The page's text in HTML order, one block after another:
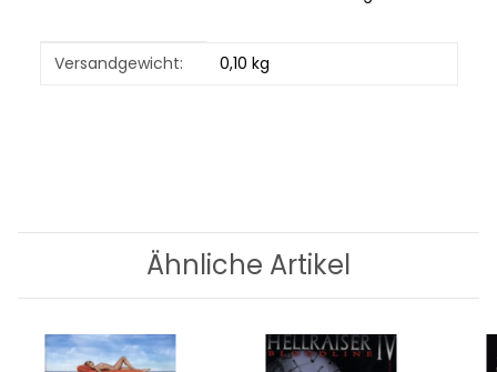
Produkteigenschaft
Wert
Versandgewicht: 0,10 kg
Ähnliche Artikel